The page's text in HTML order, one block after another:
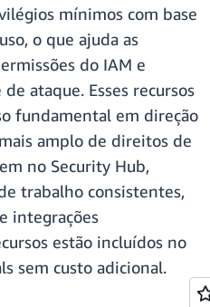
mínimos com base
o que ajuda as
do IAM e
ataque. Esses recursos
fundamental em direção
amplo de direitos de
no Security Hub,
trabalho consistentes,
integrações
estão incluídos no
sem custo adicional.